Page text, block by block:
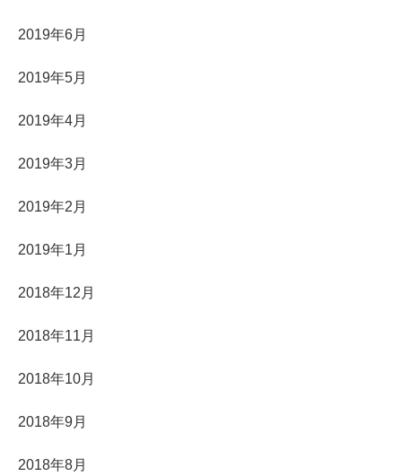
2019年6月
2019年5月
2019年4月
2019年3月
2019年2月
2019年1月
2018年12月
2018年11月
2018年10月
2018年9月
2018年8月